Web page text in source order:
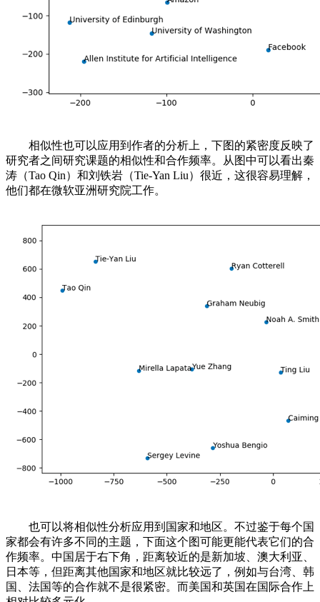
相似性也可以应用到作者的分析上，下图的紧密度反映了
研究者之间研究课题的相似性和合作频率。从图中可以看出秦
涛（Tao Qin）和刘铁岩（Tie-Yan Liu）很近，这很容易理解，
他们都在微软亚洲研究院工作。
也可以将相似性分析应用到国家和地区。不过鉴于每个国
家都会有许多不同的主题，下面这个图可能更能代表它们的合
作频率。中国居于右下角，距离较近的是新加坡、澳大利亚、
日本等，但距离其他国家和地区就比较远了，例如与台湾、韩
国、法国等的合作就不是很紧密。而美国和英国在国际合作上